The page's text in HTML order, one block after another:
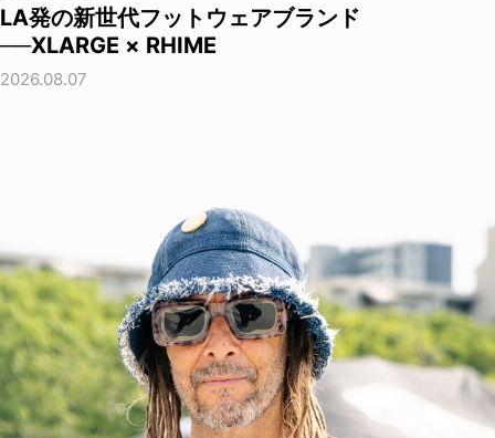
LA発の新世代フットウェアブランド
──XLARGE × RHIME
2026.08.07